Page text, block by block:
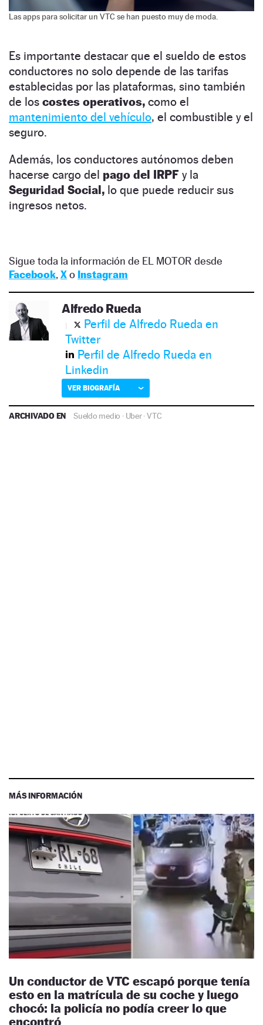
Las apps para solicitar un VTC se han puesto muy de moda.
Es importante destacar que el sueldo de estos
conductores no solo depende de las tarifas
establecidas por las plataformas, sino también
de los costes operativos, como el
mantenimiento del vehículo, el combustible y el
seguro.
Además, los conductores autónomos deben
hacerse cargo del pago del IRPF y la
Seguridad Social, lo que puede reducir sus
ingresos netos.
Sigue toda la información de EL MOTOR desde
Facebook, Xo Instagram
Alfredo Rueda
Perfil de Alfredo Rueda en
Twitter
Perfil de Alfredo Rueda en
Linkedin
VER BIOGRAFÍA
ARCHIVADO EN Sueldo medio · Uber·VTC
MÁS INFORMACIÓN
Un conductor de VTC escapó porque tenía
esto en la matrícula de su coche y luego
chocó: la policía no podía creer lo que
encontró